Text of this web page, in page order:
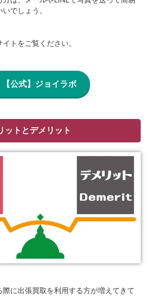
でしょう。
トをご覧ください。
【公式】ジョイラボ
ットとデメリット
に出張買取を利用する方が増えてきて